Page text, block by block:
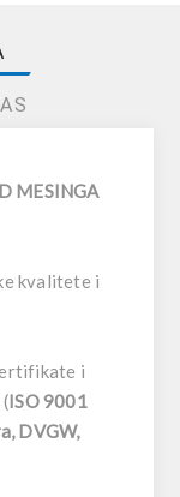
MESINGA
kvalitete i
i
ISO 9001
DVGW,